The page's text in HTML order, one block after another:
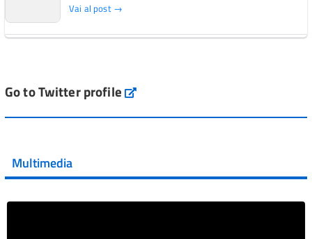
Vai al post →
Vai al post →
Vai al post →
Go to Twitter profile aifa_ufficiale
Multimedia